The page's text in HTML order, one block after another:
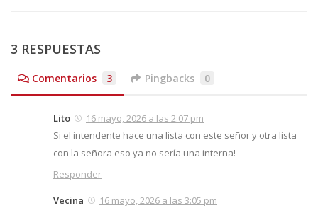
3 RESPUESTAS
Comentarios 3 Pingbacks 0
Lito
16 mayo, 2026 a las 2:07 pm
Si el intendente hace una lista con este señor y otra lista
con la señora eso ya no sería una interna!
Responder
Vecina
16 mayo, 2026 a las 3:05 pm